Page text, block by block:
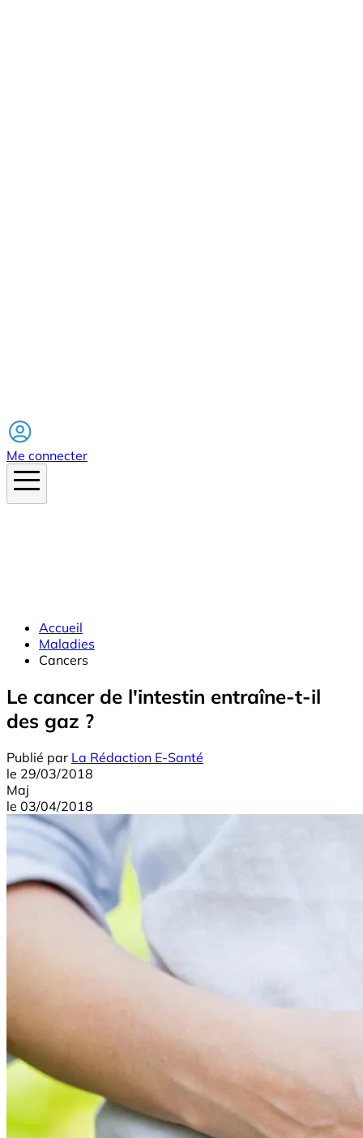
Me connecter
Accueil
Maladies
Cancers
Le cancer de l'intestin entraîne-t-il
des gaz ?
Publié par La Rédaction E-Santé
le 29/03/2018
Maj
le 03/04/2018